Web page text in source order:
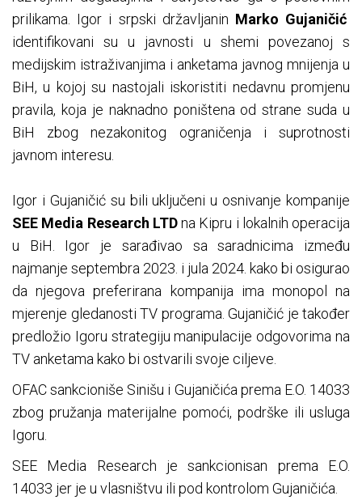
prilikama. Igor i srpski državljanin Marko Gujaničić
identifikovani su u javnosti u shemi povezanoj s
medijskim istraživanjima i anketama javnog mnijenja u
BiH, u kojoj su nastojali iskoristiti nedavnu promjenu
pravila, koja je naknadno poništena od strane suda u
BiH zbog nezakonitog ograničenja i suprotnosti
javnom interesu.
Igor i Gujaničić su bili uključeni u osnivanje kompanije
SEE Media Research LTDna Kipru i lokalnih operacija
u BiH. Igor je sarađivao sa saradnicima između
najmanje septembra 2023. i jula 2024. kako bi osigurao
da njegova preferirana kompanija ima monopol na
mjerenje gledanosti TV programa. Gujaničić je također
predložio Igoru strategiju manipulacije odgovorima na
TV anketama kako bi ostvarili svoje ciljeve.
OFAC sankcioniše Sinišu i Gujaničića prema E.O. 14033
zbog pružanja materijalne pomoći, podrške ili usluga
Igoru.
SEE Media Research je sankcionisan prema E.O.
14033 jer je u vlasništvu ili pod kontrolom Gujaničića.